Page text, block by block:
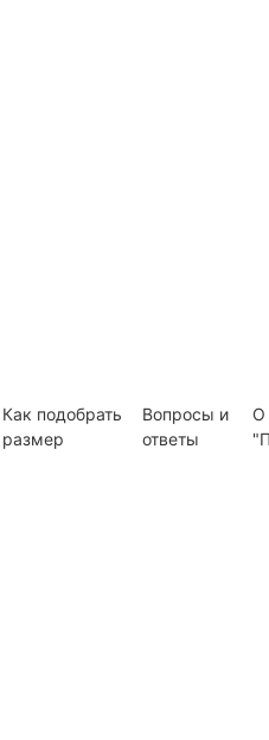
Как подобрать
размер
Вопросы и
ответы
О